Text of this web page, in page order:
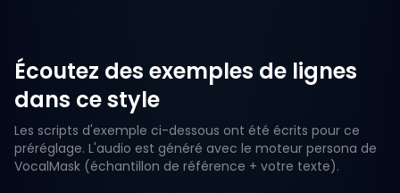
Écoutez des exemples de lignes
dans ce style
Les scripts d'exemple ci-dessous ont été écrits pour ce
préréglage. L'audio est généré avec le moteur persona de
VocalMask (échantillon de référence + votre texte).